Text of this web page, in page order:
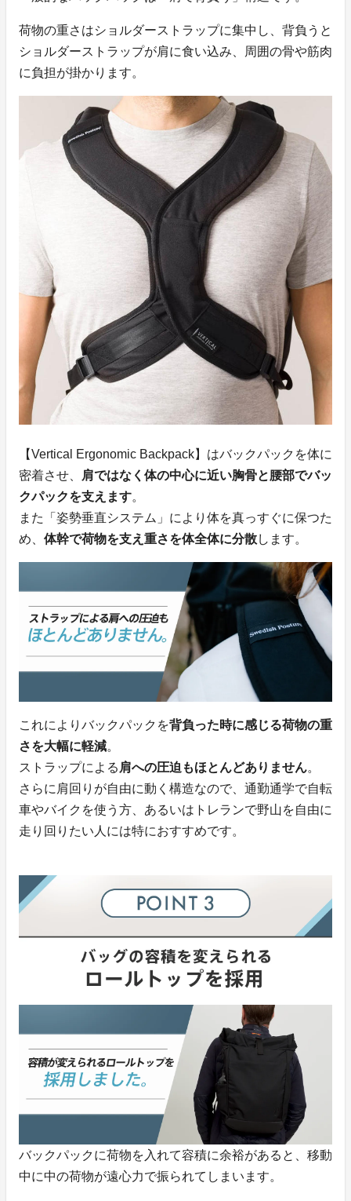
荷物の重さはショルダーストラップに集中し、背負うと
ショルダーストラップが肩に食い込み、周囲の骨や筋肉
に負担が掛かります。
【Vertical Ergonomic Backpack】はバックパックを体に
密着させ、
肩ではなく体の中心に近い胸骨と腰部でバッ
クパックを支えます。
また「姿勢垂直システム」により体を真っすぐに保つた
め、 体幹で荷物を支え重さを体全体に分散します。
これによりバックパックを背負った時に感じる荷物の重
さを大幅に軽減。
ストラップによる 肩への圧迫もほとんどありません。
さらに肩回りが自由に動く構造なので、通勤通学で自転
車やバイクを使う方、あるいはトレランで野山を自由に
走り回りたい人には特におすすめです。
バックパックに荷物を入れて容積に余裕があると、移動
中に中の荷物が遠心力で振られてしまいます。